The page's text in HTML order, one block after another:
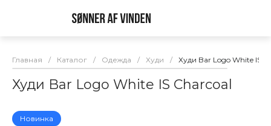
Главная / Каталог / Одежда / Худи / Худи Bar Logo White IS
Худи Bar Logo White IS Charcoal
Новинка